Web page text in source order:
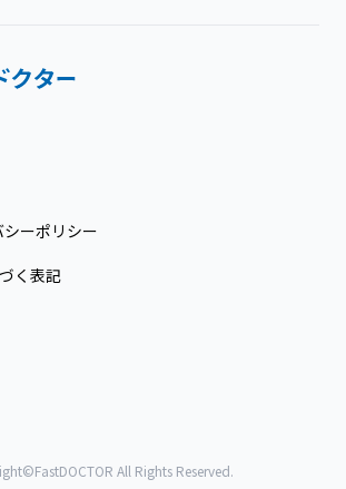
ーポリシー
く表記
All Rights Reserved.